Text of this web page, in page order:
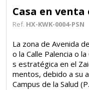
Casa en venta
Ref. HX-KWK-0004-PSN
La zona de Avenida
o la Calle Palencia o
s estratégica en el
mentos, debido a su
Campus de la Salud